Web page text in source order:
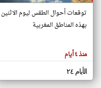
المقالات
الموجوده
هنا عن
وجهة
نظر
كاتبيها.
توقعات أحوال الطقس ليوم الاثنين
بهذه المناطق المغربية
منذ ٤ أيام
الأيام ٢٤